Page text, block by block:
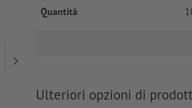
Quantità
Ulteriori opzioni di